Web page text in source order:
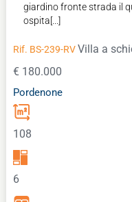
giardino fronte strada il
ospita[...]
Rif. BS-239-RVVilla a
€ 180.000
Pordenone
108
6